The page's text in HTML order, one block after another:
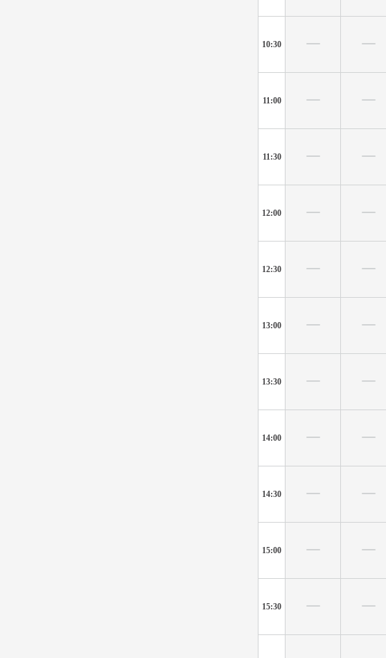
10:30
11:00
11:30
12:00
12:30
13:00
13:30
14:00
14:30
15:00
15:30